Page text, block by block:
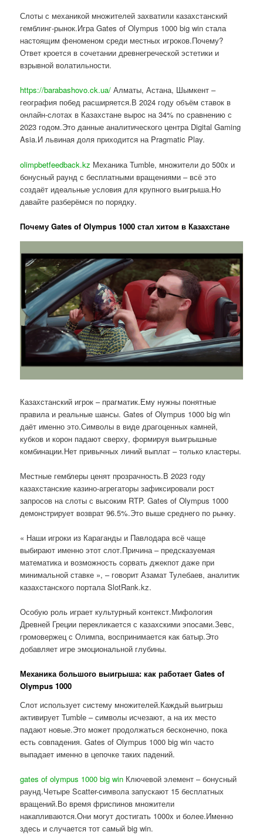
Слоты с механикой множителей захватили казахстанский
гемблинг-рынок.Игра Gates of Olympus 1000 big win стала
настоящим феноменом среди местных игроков.Почему?
Ответ кроется в сочетании древнегреческой эстетики и
взрывной волатильности.
https://barabashovo.ck.ua/ Алматы, Астана, Шымкент –
география побед расширяется.В 2024 году объём ставок в
онлайн-слотах в Казахстане вырос на 34% по сравнению с
2023 годом.Это данные аналитического центра Digital Gaming
Asia.И львиная доля приходится на Pragmatic Play.
olimpbetfeedback.kz Механика Tumble, множители до 500x и
бонусный раунд с бесплатными вращениями – всё это
создаёт идеальные условия для крупного выигрыша.Но
давайте разберёмся по порядку.
Почему Gates of Olympus 1000 стал хитом в Казахстане
Казахстанский игрок – прагматик.Ему нужны понятные
правила и реальные шансы. Gates of Olympus 1000 big win
даёт именно это.Символы в виде драгоценных камней,
кубков и корон падают сверху, формируя выигрышные
комбинации.Нет привычных линий выплат – только кластеры.
Местные гемблеры ценят прозрачность.В 2023 году
казахстанские казино-агрегаторы зафиксировали рост
запросов на слоты с высоким RTP. Gates of Olympus 1000
демонстрирует возврат 96.5%.Это выше среднего по рынку.
« Наши игроки из Караганды и Павлодара всё чаще
выбирают именно этот слот.Причина – предсказуемая
математика и возможность сорвать джекпот даже при
минимальной ставке », – говорит Азамат Тулебаев, аналитик
казахстанского портала SlotRank.kz.
Особую роль играет культурный контекст.Мифология
Древней Греции перекликается с казахскими эпосами.Зевс,
громовержец с Олимпа, воспринимается как батыр.Это
добавляет игре эмоциональной глубины.
Механика большого выигрыша: как работает Gates of
Olympus 1000
Слот использует систему множителей.Каждый выигрыш
активирует Tumble – символы исчезают, а на их место
падают новые.Это может продолжаться бесконечно, пока
есть совпадения. Gates of Olympus 1000 big win часто
выпадает именно в цепочке таких падений.
gates of olympus 1000 big win Ключевой элемент – бонусный
раунд.Четыре Scatter-символа запускают 15 бесплатных
вращений.Во время фриспинов множители
накапливаются.Они могут достигать 1000x и более.Именно
здесь и случается тот самый big win.